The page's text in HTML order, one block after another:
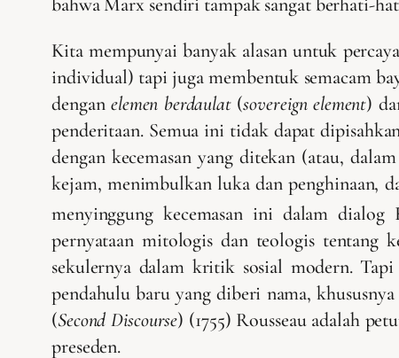
bahwa Marx sendiri tampak sangat berhati-
Kita mempunyai banyak alasan untuk
individual) tapi juga membentuk semacam
dengan elemen berdaulat(sovereign element)
penderitaan. Semua ini tidak dapat
dengan kecemasan yang ditekan (atau,
kejam, menimbulkan luka dan penghinaan,
menyinggung kecemasan ini dalam dialog
pernyataan mitologis dan teologis tentang
sekulernya dalam kritik sosial modern.
pendahulu baru yang diberi nama, khususnya
(Second Discourse) (1755) Rousseau adalah
preseden.